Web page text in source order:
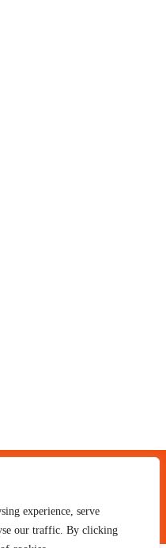
experience, serve
our traffic. By clicking
2022.